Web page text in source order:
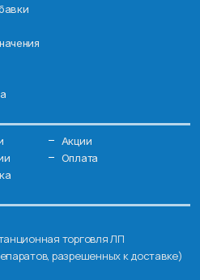
Акции
Оплата
торговля ЛП
разрешенных к доставке)